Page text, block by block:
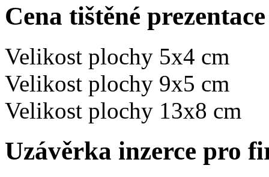
Cena tištěné
Velikost plochy 5x4
Velikost plochy 9x5
Velikost plochy 13x8
Uzávěrka inzerce pro